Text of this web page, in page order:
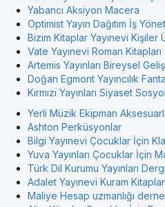
Yabancı Aksiyon Macera
Optimist Yayın Dağıtım İş
Bizim Kitaplar Yayınevi Kişiler
Vate Yayınevi Roman Kitapları
Artemis Yayınları Bireysel
Doğan Egmont Yayıncılık
Kırmızı Yayınları Siyaset
Yerli Müzik Ekipman
Ashton Perküsyonlar
Bilgi Yayınevi Çocuklar İçin
Yuva Yayınları Çocuklar İçin
Türk Dil Kurumu Yayınları
Adalet Yayınevi Kuram
Maliye Hesap uzmanlığı